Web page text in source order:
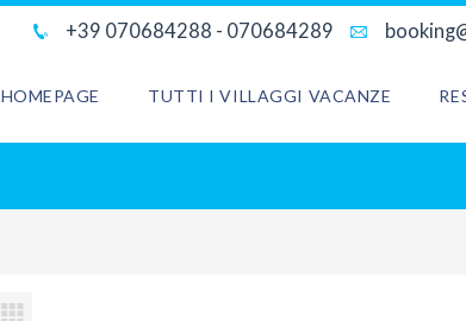
+39 070684288 - 070684289
HOMEPAGE TUTTI I VILLAGGI VACANZE